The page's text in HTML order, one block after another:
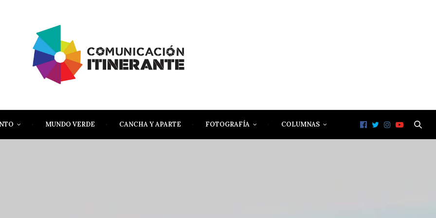
MUNDO VERDE CANCHA Y APARTE FOTOGRAFÍA COLUMNAS